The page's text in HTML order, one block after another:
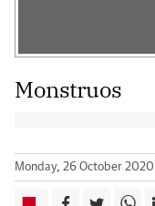
Monstruos
Monday, 26 October